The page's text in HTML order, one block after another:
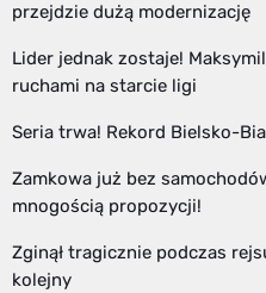
przejdzie dużą modernizację
Lider jednak zostaje!
ruchami na starcie ligi
Seria trwa! Rekord Bielsko-
Zamkowa już bez
mnogością propozycji!
Zginął tragicznie podczas
kolejny